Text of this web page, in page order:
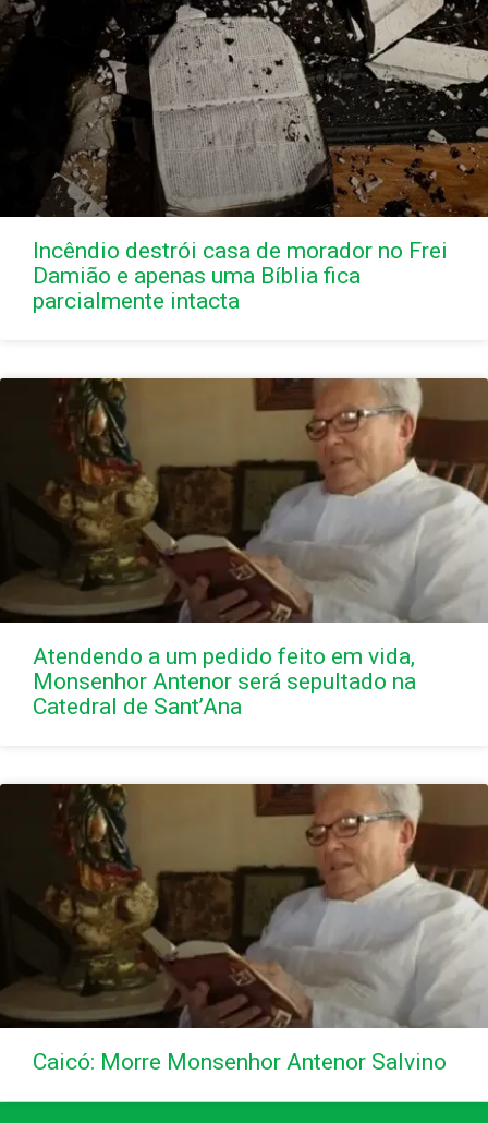
Incêndio destrói casa de morador no Frei
Damião e apenas uma Bíblia fica
parcialmente intacta
Atendendo a um pedido feito em vida,
Monsenhor Antenor será sepultado na
Catedral de Sant’Ana
Caicó: Morre Monsenhor Antenor Salvino